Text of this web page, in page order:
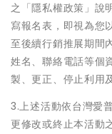
之「隱私權政策」說
寫報名表，即視為您
至後續行銷推展期間
姓名、聯絡電話等個
製、更正、停止利用
3.上述活動依台灣愛
更修改或終止本活動